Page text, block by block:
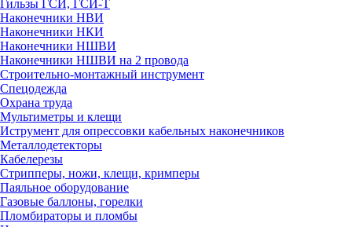
Гильзы ГСИ, ГСИ-Т
Наконечники НВИ
Наконечники НКИ
Наконечники НШВИ
Наконечники НШВИ на 2 провода
Строительно-монтажный инструмент
Спецодежда
Охрана труда
Мультиметры и клещи
Иструмент для опрессовки кабельных наконечников
Металлодетекторы
Кабелерезы
Стрипперы, ножи, клещи, кримперы
Паяльное оборудование
Газовые баллоны, горелки
Пломбираторы и пломбы